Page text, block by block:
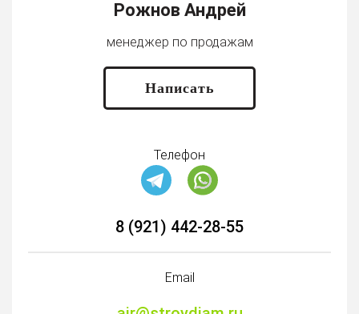
Рожнов Андрей
менеджер по продажам
Написать
Телефон
8 (921) 442-28-55
Email